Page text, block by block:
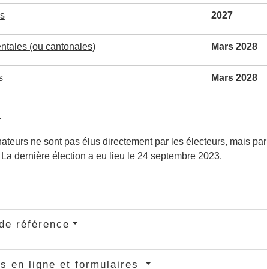
2027
(ou cantonales) Mars 2028
Mars 2028
ne sont pas élus directement par les électeurs, mais par
dernière élection a eu lieu le 24 septembre 2023.
référence
en ligne et formulaires